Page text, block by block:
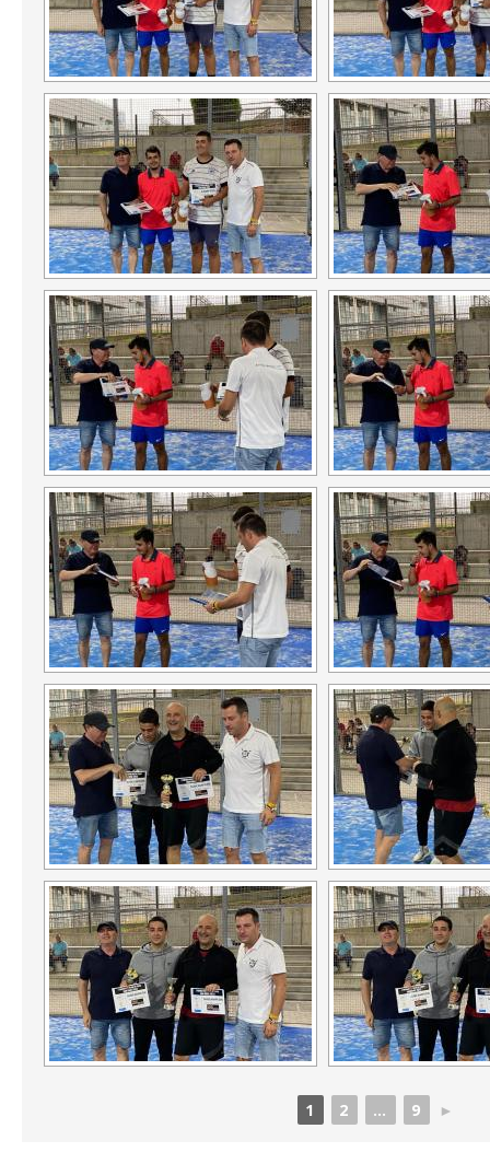
1 2 ... 9 ►